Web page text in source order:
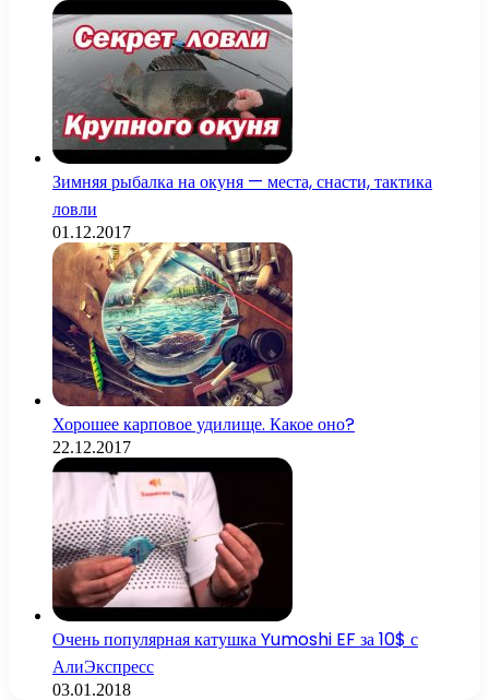
Зимняя рыбалка на окуня — места, снасти, тактика
ловли
01.12.2017
Хорошее карповое удилище. Какое оно?
22.12.2017
Очень популярная катушка Yumoshi EF за 10$ с
АлиЭкспресс
03.01.2018